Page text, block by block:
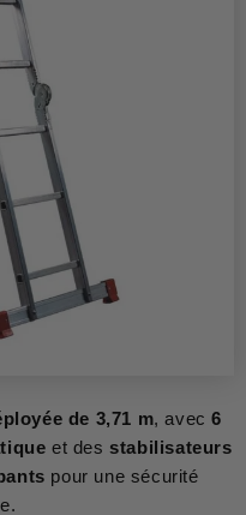
de 3,71 m, avec6
et des stabilisateurs
pour une sécurité